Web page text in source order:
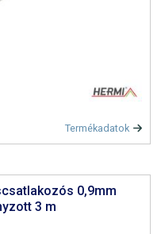
Termékadatok
0,9mm
3 m